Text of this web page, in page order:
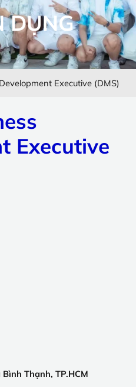
DỤNG
Executive (DMS)
Executive
Thạnh, TP.HCM